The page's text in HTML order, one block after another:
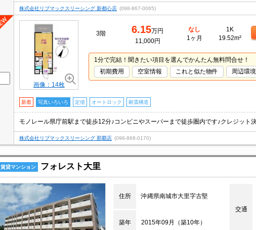
株式会社リブマックスリーシング 新都心店 (098-867-0065)
画像：14枚
3階 6.15万円
11,000円
なし
1ヶ月
1K
19.52m²
1分で完結！聞きたい項目を選んでかんたん無料問合せ！
初期費用
空室情報 これと似た物件 周辺環境
新着 写真いろいろ 定借 オートロック 耐震構造
株式会社リブマックスリーシング 那覇店 (098-868-0170)
賃貸マンション フォレスト大里
住所 沖縄県南城市大里字古堅
交通
築年 2015年09月（築10年）